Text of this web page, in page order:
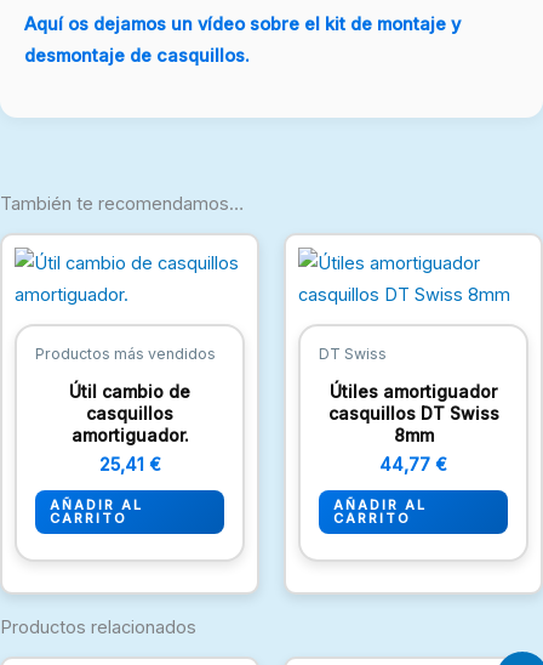
Aquí os dejamos un vídeo sobre el kit de montaje y
desmontaje de casquillos.
También te recomendamos…
Productos más vendidos
Útil cambio de
casquillos
amortiguador.
25,41 €
AÑADIR AL
CARRITO
DT Swiss
Útiles amortiguador
casquillos DT Swiss
8mm
44,77 €
AÑADIR AL
CARRITO
Productos relacionados